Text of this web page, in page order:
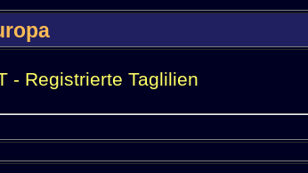
- Registrierte Taglilien